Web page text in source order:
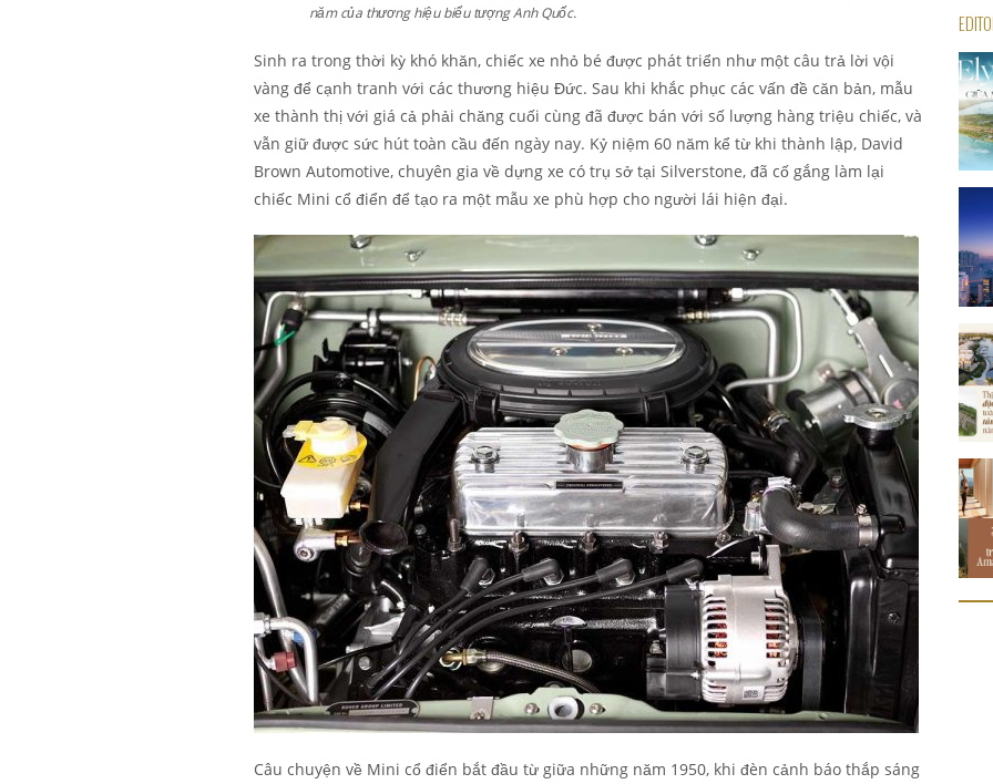
năm của thương hiệu biểu tượng Anh Quốc.
Sinh ra trong thời kỳ khó khăn, chiếc xe nhỏ bé được phát triển như một câu trả lời vội
vàng để cạnh tranh với các thương hiệu Đức. Sau khi khắc phục các vấn đề căn bản, mẫu
xe thành thị với giá cả phải chăng cuối cùng đã được bán với số lượng hàng triệu chiếc, và
vẫn giữ được sức hút toàn cầu đến ngày nay. Kỷ niệm 60 năm kể từ khi thành lập, David
Brown Automotive, chuyên gia về dựng xe có trụ sở tại Silverstone, đã cố gắng làm lại
chiếc Mini cổ điển để tạo ra một mẫu xe phù hợp cho người lái hiện đại.
Câu chuyện về Mini cổ điển bắt đầu từ giữa những năm 1950, khi đèn cảnh báo thắp sáng